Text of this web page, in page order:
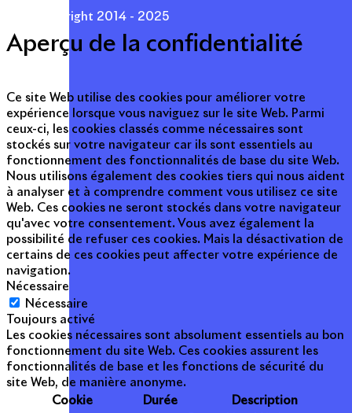
© Copyright 2014 - 2025
Aperçu de la confidentialité
Ce site Web utilise des cookies pour améliorer votre
expérience lorsque vous naviguez sur le site Web. Parmi
ceux-ci, les cookies classés comme nécessaires sont
stockés sur votre navigateur car ils sont essentiels au
fonctionnement des fonctionnalités de base du site Web.
Nous utilisons également des cookies tiers qui nous aident
à analyser et à comprendre comment vous utilisez ce site
Web. Ces cookies ne seront stockés dans votre navigateur
qu'avec votre consentement. Vous avez également la
possibilité de refuser ces cookies. Mais la désactivation de
certains de ces cookies peut affecter votre expérience de
navigation.
Nécessaire
Nécessaire
Toujours activé
Les cookies nécessaires sont absolument essentiels au bon
fonctionnement du site Web. Ces cookies assurent les
fonctionnalités de base et les fonctions de sécurité du
site Web, de manière anonyme.
Cookie
Durée Description